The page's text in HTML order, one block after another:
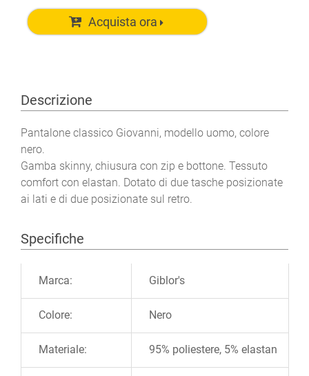
Acquista ora
Descrizione
Pantalone classico Giovanni, modello uomo, colore
nero.
Gamba skinny, chiusura con zip e bottone. Tessuto
comfort con elastan. Dotato di due tasche posizionate
ai lati e di due posizionate sul retro.
Specifiche
Marca: Giblor's
Colore: Nero
Materiale: 95% poliestere, 5% elastan